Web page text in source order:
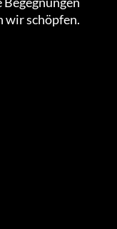
wir schöpfen.